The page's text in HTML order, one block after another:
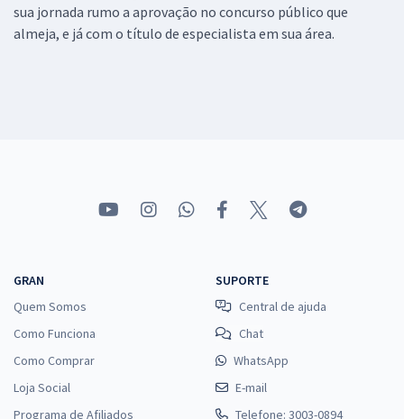
sua jornada rumo a aprovação no concurso público que
almeja, e já com o título de especialista em sua área.
GRAN
Quem Somos
Como Funciona
Como Comprar
Loja Social
Programa de Afiliados
SUPORTE
Central de ajuda
Chat
WhatsApp
E-mail
Telefone: 3003-0894